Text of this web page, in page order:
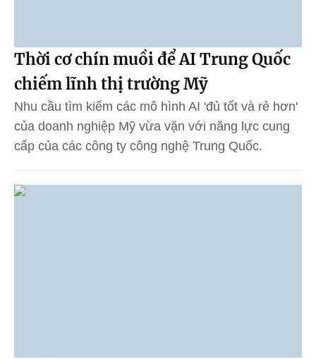
Thời cơ chín muồi để AI Trung Quốc
chiếm lĩnh thị trường Mỹ
Nhu cầu tìm kiếm các mô hình AI 'đủ tốt và rẻ hơn'
của doanh nghiệp Mỹ vừa vặn với năng lực cung
cấp của các công ty công nghệ Trung Quốc.